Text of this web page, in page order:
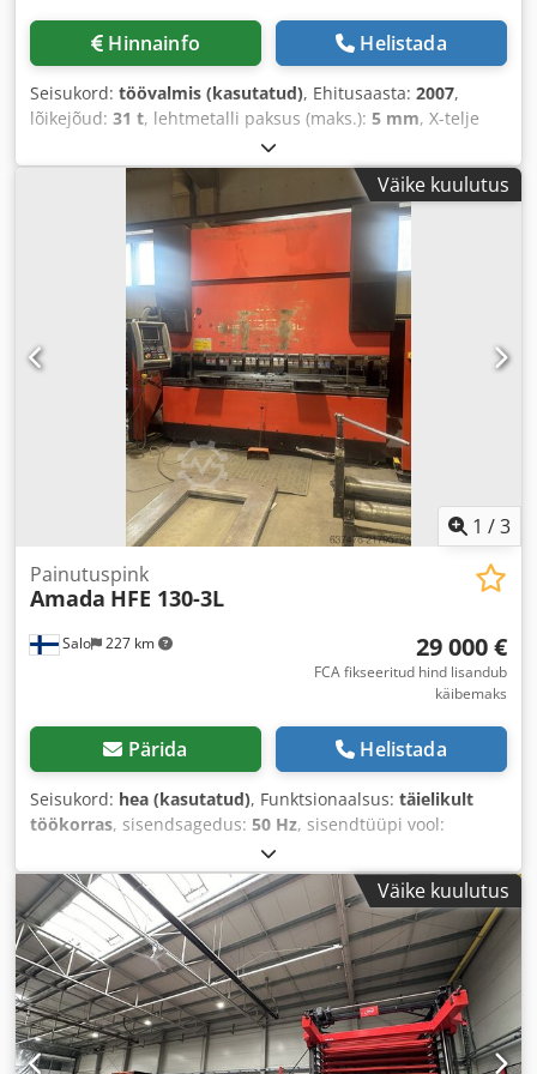
Hinnainfo Helistada
Seisukord: töövalmis (kasutatud), Ehitusaasta: 2007,
lõikejõud: 31 t, lehtmetalli paksus (maks.): 5 mm, X-telje
, Y-telje liikumisteekond:
mm, kogumass:21 000 kg, lauakoormus:160 kg, telgede
, 2007. aastal toodetud CNC-stantsimismasin. Selle
AMADA EMZ 3610 NT stantsimisjõud on 300 kN ning
liikumisulatus X-teljel 2500 mm ja Y-teljel 1525 mm.
Masina maksimaalne materjali paksus on 4,5 mm ja
löögisagedus 1000 lööki minutis. Kui otsite kvaliteetset
stantsimismasinat, kaaluge meie müügis oleva AMADA
EMZ 3610 NT masina ostmist. Lisateabe saamiseks võtke
meiega ühendust. Dsdpjztc Izsfx Ahvswa • Survejõud: 300
kN • Liikumisulatus X/Y: 2500 mm/1525 mm •
Liikumisulatus X/Y koos taaspositsioneerimisega: 5000
mm/1525 mm • Materjali maksimaalne paksus: 4,5 mm •
Laua maksimaalne koormus: 160 kg • Liikumiskiirus X/Y:
100 m/80 m/min • Telje kiirus: 128 m/min •
Positsioneerimistäpsus: +/-0,1 mm • Revolveripead: 45,
automaatsed indeksipead: 2xB/2xC • Revolveri kiirus: 30
pööret minutis • Töökiirus: 1000 lööki/min • Masina kaal:
umbes 21 000 kg
Väike kuulutus
1 /3
Salo 227 km
Painutuspink
Amada HFE 130-3L
29 000 €
FCA fikseeritud hind lisandub
käibemaks
Pärida Helistada
Seisukord: hea (kasutatud), Funktsionaalsus: täielikult
töökorras, sisendsagedus: 50 Hz, sisendtüüpi vool:
, pressimissurve:
märgistus,
Väike kuulutus